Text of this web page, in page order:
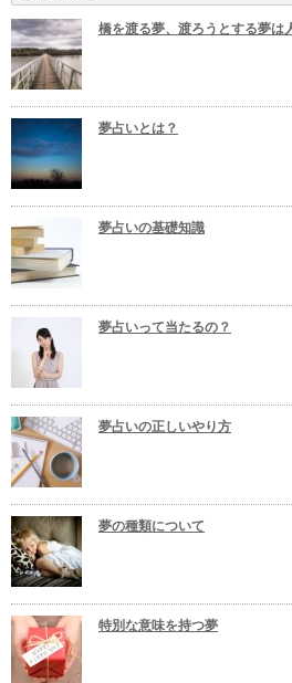
橋を渡る夢、渡ろうとする夢は
夢占いとは？
夢占いの基礎知識
夢占いって当たるの？
夢占いの正しいやり方
夢の種類について
特別な意味を持つ夢